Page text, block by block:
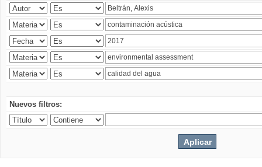
Nuevos filtros: